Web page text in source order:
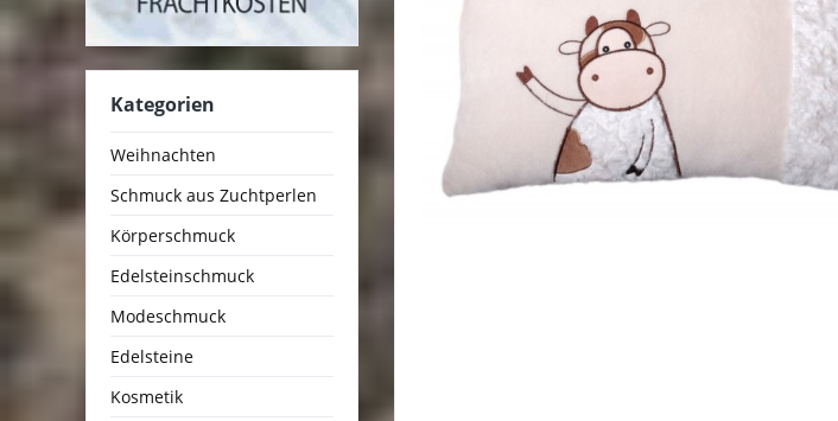
Kategorien
Weihnachten
Schmuck aus Zuchtperlen
Körperschmuck
Edelsteinschmuck
Modeschmuck
Edelsteine
Kosmetik